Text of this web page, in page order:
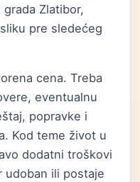
Zlatibor,
pre sledećeg
cena. Treba
eventualnu
popravke i
Kod teme život u
dodatni troškovi
udoban ili postaje